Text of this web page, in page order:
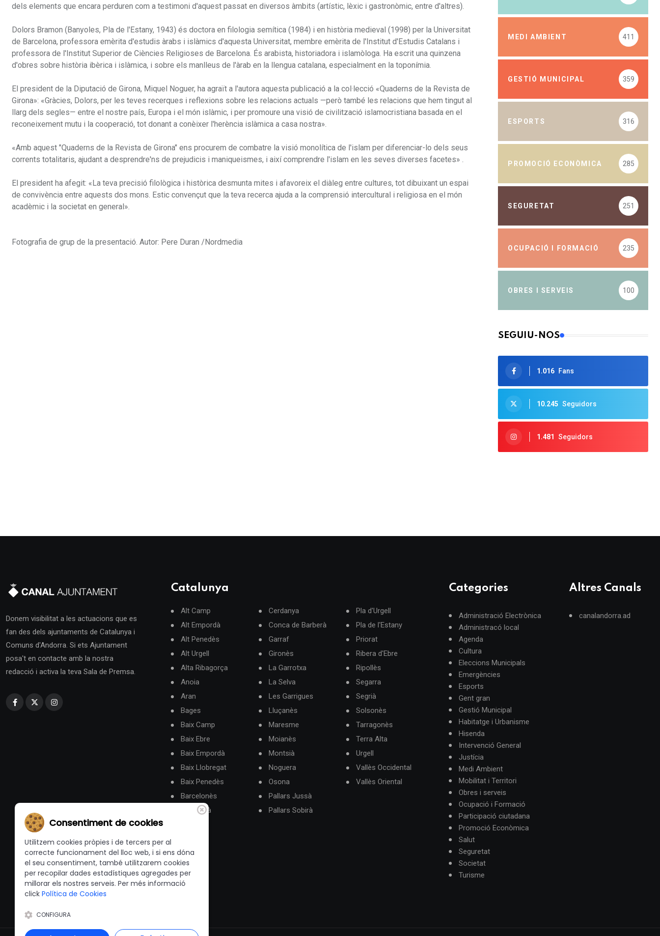
dels elements que encara perduren com a testimoni d'aquest passat en diversos àmbits (artístic, lèxic i gastronòmic, entre d'altres).
Dolors Bramon (Banyoles, Pla de l'Estany, 1943) és doctora en filologia semítica (1984) i en història medieval (1998) per la Universitat
de Barcelona, professora emèrita d'estudis àrabs i islàmics d'aquesta Universitat, membre emèrita de l'Institut d'Estudis Catalans i
professora de l'Institut Superior de Ciències Religioses de Barcelona. És arabista, historiadora i islamòloga. Ha escrit una quinzena
d'obres sobre història ibèrica i islàmica, i sobre els manlleus de l'àrab en la llengua catalana, especialment en la toponímia.
El president de la Diputació de Girona, Miquel Noguer, ha agraït a l'autora aquesta publicació a la col·lecció «Quaderns de la Revista de
Girona»: «Gràcies, Dolors, per les teves recerques i reflexions sobre les relacions actuals —però també les relacions que hem tingut al
llarg dels segles— entre el nostre país, Europa i el món islàmic, i per promoure una visió de civilització islamocristiana basada en el
reconeixement mutu i la cooperació, tot donant a conèixer l'herència islàmica a casa nostra».
«Amb aquest "Quaderns de la Revista de Girona" ens procurem de combatre la visió monolítica de l'islam per diferenciar-lo dels seus
corrents totalitaris, ajudant a desprendre'ns de prejudicis i maniqueismes, i així comprendre l'islam en les seves diverses facetes» .
El president ha afegit: «La teva precisió filològica i històrica desmunta mites i afavoreix el diàleg entre cultures, tot dibuixant un espai
de convivència entre aquests dos mons. Estic convençut que la teva recerca ajuda a la comprensió intercultural i religiosa en el món
acadèmic i la societat en general».
Fotografia de grup de la presentació. Autor: Pere Duran /Nordmedia
MEDI AMBIENT 411
GESTIÓ MUNICIPAL 359
ESPORTS 316
PROMOCIÓ ECONÒMICA 285
SEGURETAT 251
OCUPACIÓ I FORMACIÓ 235
OBRES I SERVEIS 100
SEGUIU-NOS
1.016 Fans
10.245 Seguidors
1.481 Seguidors
Donem visibilitat a les actuacions que es
fan des dels ajuntaments de Catalunya i
Comuns d'Andorra. Si ets Ajuntament
posa't en contacte amb la nostra
redacció i activa la teva Sala de Premsa.
Catalunya
Alt Camp
Alt Empordà
Alt Penedès
Alt Urgell
Alta Ribagorça
Anoia
Aran
Bages
Baix Camp
Baix Ebre
Baix Empordà
Baix Llobregat
Baix Penedès
Barcelonès
Berguedà
Cerdanya
Conca de Barberà
Garraf
Gironès
La Garrotxa
La Selva
Les Garrigues
Lluçanès
Maresme
Moianès
Montsià
Noguera
Osona
Pallars Jussà
Pallars Sobirà
Pla d'Urgell
Pla de l'Estany
Priorat
Ribera d'Ebre
Ripollès
Segarra
Segrià
Solsonès
Tarragonès
Terra Alta
Urgell
Vallès Occidental
Vallès Oriental
Categories
Administració Electrònica
Administracó local
Agenda
Cultura
Eleccions Municipals
Emergències
Esports
Gent gran
Gestió Municipal
Habitatge i Urbanisme
Hisenda
Intervenció General
Justícia
Medi Ambient
Mobilitat i Territori
Obres i serveis
Ocupació i Formació
Participació ciutadana
Promoció Econòmica
Salut
Seguretat
Societat
Turisme
Altres Canals
canalandorra.ad
Consentiment de cookies
Utilitzem cookies pròpies i de tercers per al
correcte funcionament del lloc web, i si ens dóna
el seu consentiment, també utilitzarem cookies
per recopilar dades estadístiques agregades per
millorar els nostres serveis. Per més informació
click Política de Cookies
CONFIGURA